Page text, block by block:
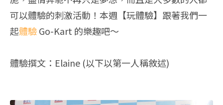
可以體驗的刺激活動！本週【玩體驗】跟著我們一
起體驗Go-Kart 的樂趣吧～
體驗撰文：Elaine (以下以第一人稱敘述)